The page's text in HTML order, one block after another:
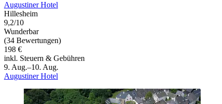
Augustiner Hotel
Hillesheim
9,2/10
Wunderbar
(34 Bewertungen)
198 €
inkl. Steuern & Gebühren
9. Aug.–10. Aug.
Augustiner Hotel